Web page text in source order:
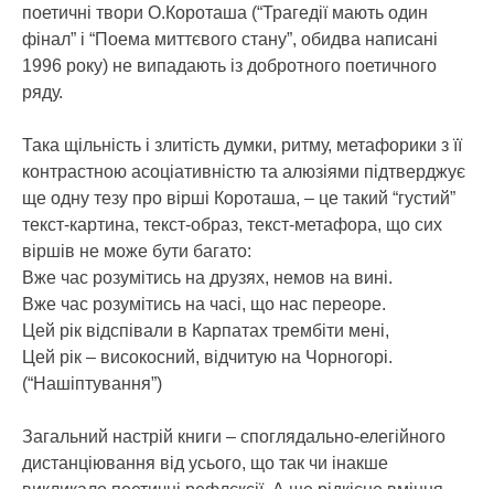
поетичні твори О.Короташа (“Трагедії мають один
фінал” і “Поема миттєвого стану”, обидва написані
1996 року) не випадають із добротного поетичного
ряду.
Така щільність і злитість думки, ритму, метафорики з її
контрастною асоціативністю та алюзіями підтверджує
ще одну тезу про вірші Короташа, – це такий “густий”
текст-картина, текст-образ, текст-метафора, що сих
віршів не може бути багато:
Вже час розумітись на друзях, немов на вині.
Вже час розумітись на часі, що нас переоре.
Цей рік відспівали в Карпатах трембіти мені,
Цей рік – високосний, відчитую на Чорногорі.
(“Нашіптування”)
Загальний настрій книги – споглядально-елегійного
дистанціювання від усього, що так чи інакше